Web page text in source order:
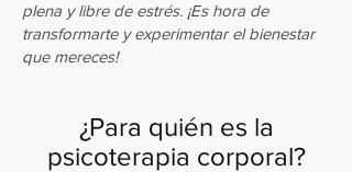
plena y libre de estrés. ¡Es hora de
transformarte y experimentar el bienestar
que mereces!
¿Para quién es la
psicoterapia corporal?